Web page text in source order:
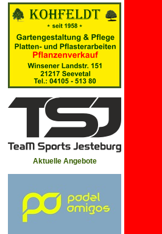
Aktuelle Angebote